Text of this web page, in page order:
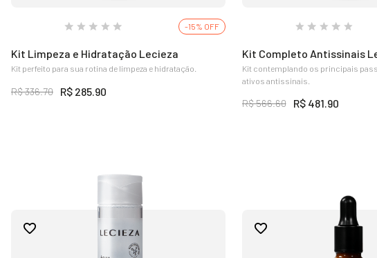
-15% OFF
Kit Limpeza e Hidratação Lecieza
Kit perfeito para sua rotina de limpeza e hidratação.
R$ 336.70 R$ 285.90
Kit Completo Antissinais
Kit contemplando os principais
ativos antissinais.
R$ 566.60 R$ 481.90